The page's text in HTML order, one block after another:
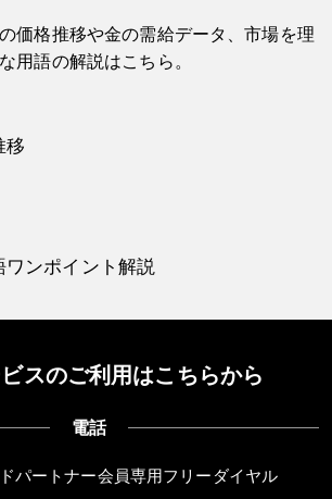
価格推移や金の需給データ、市場を理
用語の解説はこちら。
移
ワンポイント解説
スのご利用はこちらから
電話
パートナー会員専用フリーダイヤル